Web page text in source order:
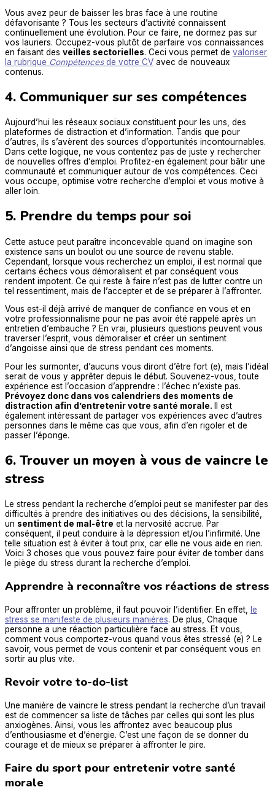
Vous avez peur de baisser les bras face à une routine
défavorisante ? Tous les secteurs d’activité connaissent
continuellement une évolution. Pour ce faire, ne dormez pas sur
vos lauriers. Occupez-vous plutôt de parfaire vos connaissances
en faisant des veilles sectorielles. Ceci vous permet de valoriser
la rubrique Compétencesde votre CV avec de nouveaux
contenus.
4. Communiquer sur ses compétences
Aujourd’hui les réseaux sociaux constituent pour les uns, des
plateformes de distraction et d’information. Tandis que pour
d’autres, ils s’avèrent des sources d’opportunités incontournables.
Dans cette logique, ne vous contentez pas de juste y rechercher
de nouvelles offres d’emploi. Profitez-en également pour bâtir une
communauté et communiquer autour de vos compétences. Ceci
vous occupe, optimise votre recherche d’emploi et vous motive à
aller loin.
5. Prendre du temps pour soi
Cette astuce peut paraître inconcevable quand on imagine son
existence sans un boulot ou une source de revenu stable.
Cependant, lorsque vous recherchez un emploi, il est normal que
certains échecs vous démoralisent et par conséquent vous
rendent impotent. Ce qui reste à faire n’est pas de lutter contre un
tel ressentiment, mais de l’accepter et de se préparer à l’affronter.
Vous est-il déjà arrivé de manquer de confiance en vous et en
votre professionnalisme pour ne pas avoir été rappelé après un
entretien d’embauche ? En vrai, plusieurs questions peuvent vous
traverser l’esprit, vous démoraliser et créer un sentiment
d’angoisse ainsi que de stress pendant ces moments.
Pour les surmonter, d’aucuns vous diront d’être fort (e), mais l’idéal
serait de vous y apprêter depuis le début. Souvenez-vous, toute
expérience est l’occasion d’apprendre : l’échec n’existe pas.
Prévoyez donc dans vos calendriers des moments de
distraction afin d’entretenir votre santé morale.
Il est
également intéressant de partager vos expériences avec d’autres
personnes dans le même cas que vous, afin d’en rigoler et de
passer l’éponge.
6. Trouver un moyen à vous de vaincre le
stress
Le stress pendant la recherche d’emploi peut se manifester par des
difficultés à prendre des initiatives ou des décisions, la sensibilité,
un sentiment de mal-être et la nervosité accrue. Par
conséquent, il peut conduire à la dépression et/ou l’infirmité. Une
telle situation est à éviter à tout prix, car elle ne vous aide en rien.
Voici 3 choses que vous pouvez faire pour éviter de tomber dans
le piège du stress durant la recherche d’emploi.
Apprendre à reconnaître vos réactions de stress
Pour affronter un problème, il faut pouvoir l’identifier. En effet,
le
stress se manifeste de plusieurs manières. De plus, Chaque
personne a une réaction particulière face au stress. Et vous,
comment vous comportez-vous quand vous êtes stressé (e) ? Le
savoir, vous permet de vous contenir et par conséquent vous en
sortir au plus vite.
Revoir votre to-do-list
Une manière de vaincre le stress pendant la recherche d’un travail
est de commencer sa liste de tâches par celles qui sont les plus
anxiogènes. Ainsi, vous les affrontez avec beaucoup plus
d’enthousiasme et d’énergie. C’est une façon de se donner du
courage et de mieux se préparer à affronter le pire.
Faire du sport pour entretenir votre santé
morale